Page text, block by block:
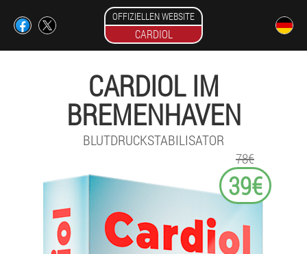
OFFIZIELLEN WEBSITE
CARDIOL
CARDIOL IM
BREMENHAVEN
BLUTDRUCKSTABILISATOR
78€
39€